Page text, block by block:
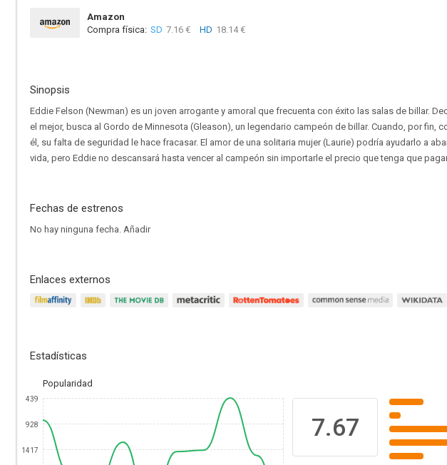
Amazon
Compra física: SD 7.16 € HD 18.14 €
Sinopsis
Eddie Felson (Newman) es un joven arrogante y amoral que frecuenta con éxito las salas de billar.
el mejor, busca al Gordo de Minnesota (Gleason), un legendario campeón de billar. Cuando, por fin,
él, su falta de seguridad le hace fracasar. El amor de una solitaria mujer (Laurie) podría ayudarlo a
vida, pero Eddie no descansará hasta vencer al campeón sin importarle el precio que tenga que
Fechas de estrenos
No hay ninguna fecha. Añadir
Enlaces externos
Estadísticas
Popularidad
439
928
1417
7.67